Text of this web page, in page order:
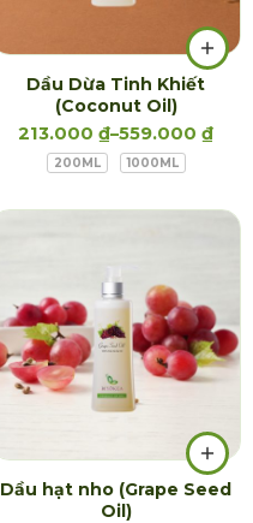
Dầu Dừa Tinh Khiết
(Coconut Oil)
213.000 ₫–559.000 ₫
200ML 1000ML
Dầu hạt nho (Grape Seed
Oil)